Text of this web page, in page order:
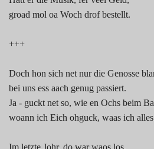
groad mol oa Woch drof bestellt.
+++
Doch hon sich net nur die Genosse
bei uns ess aach genug passiert.
Ja - guckt net so, wie en Ochs beim
woann ich Eich ohguck, waas ich
Im letzte Johr, do war waos los,